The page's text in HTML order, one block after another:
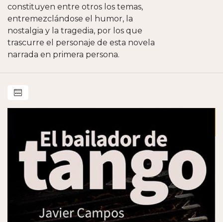
constituyen entre otros los temas,
entremezclándose el humor, la
nostalgia y la tragedia, por los que
trascurre el personaje de esta novela
narrada en primera persona.